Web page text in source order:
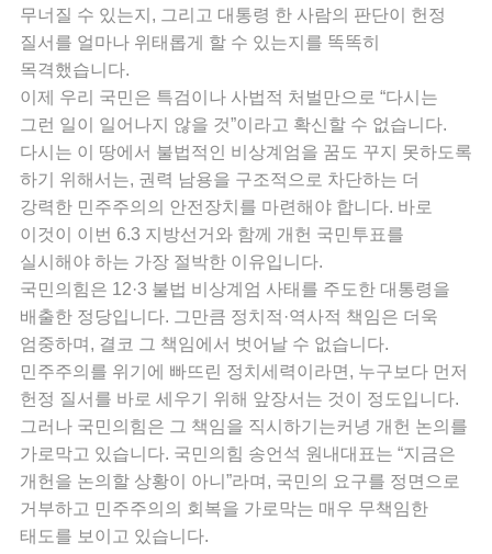
무너질 수 있는지, 그리고 대통령 한 사람의 판단이 헌정
질서를 얼마나 위태롭게 할 수 있는지를 똑똑히
목격했습니다.
이제 우리 국민은 특검이나 사법적 처벌만으로 “다시는
그런 일이 일어나지 않을 것”이라고 확신할 수 없습니다.
다시는 이 땅에서 불법적인 비상계엄을 꿈도 꾸지 못하도록
하기 위해서는, 권력 남용을 구조적으로 차단하는 더
강력한 민주주의의 안전장치를 마련해야 합니다. 바로
이것이 이번 6.3 지방선거와 함께 개헌 국민투표를
실시해야 하는 가장 절박한 이유입니다.
국민의힘은 12·3 불법 비상계엄 사태를 주도한 대통령을
배출한 정당입니다. 그만큼 정치적·역사적 책임은 더욱
엄중하며, 결코 그 책임에서 벗어날 수 없습니다.
민주주의를 위기에 빠뜨린 정치세력이라면, 누구보다 먼저
헌정 질서를 바로 세우기 위해 앞장서는 것이 정도입니다.
그러나 국민의힘은 그 책임을 직시하기는커녕 개헌 논의를
가로막고 있습니다. 국민의힘 송언석 원내대표는 “지금은
개헌을 논의할 상황이 아니”라며, 국민의 요구를 정면으로
거부하고 민주주의의 회복을 가로막는 매우 무책임한
태도를 보이고 있습니다.